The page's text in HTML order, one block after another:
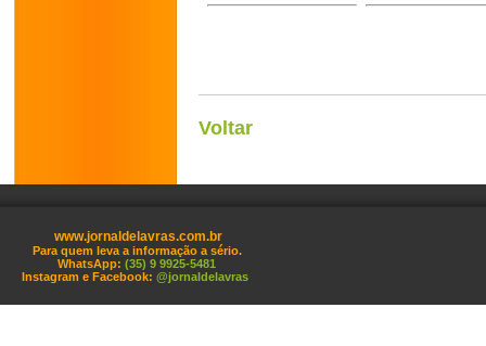
Voltar
www.jornaldelavras.com.br
Para quem leva a informação a sério.
WhatsApp: (35) 9 9925-5481
Instagram e Facebook: @jornaldelavras